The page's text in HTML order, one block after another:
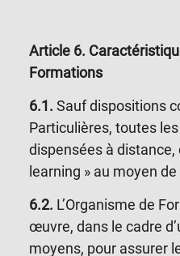
Article 6.
Formations
6.1. Sauf dispositions
Particulières, toutes
dispensées à distance,
learning » au moyen
6.2. L’Organisme de
œuvre, dans le cadre
moyens, pour assurer